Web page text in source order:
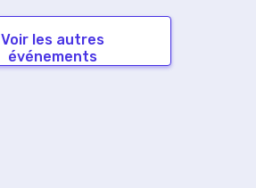
Voir les autres
événements